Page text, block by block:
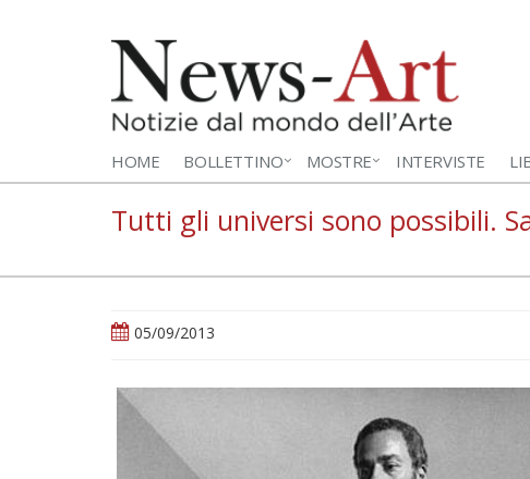
HOME BOLLETTINO MOSTRE INTERVISTE
Tutti gli universi sono possibili.
05/09/2013